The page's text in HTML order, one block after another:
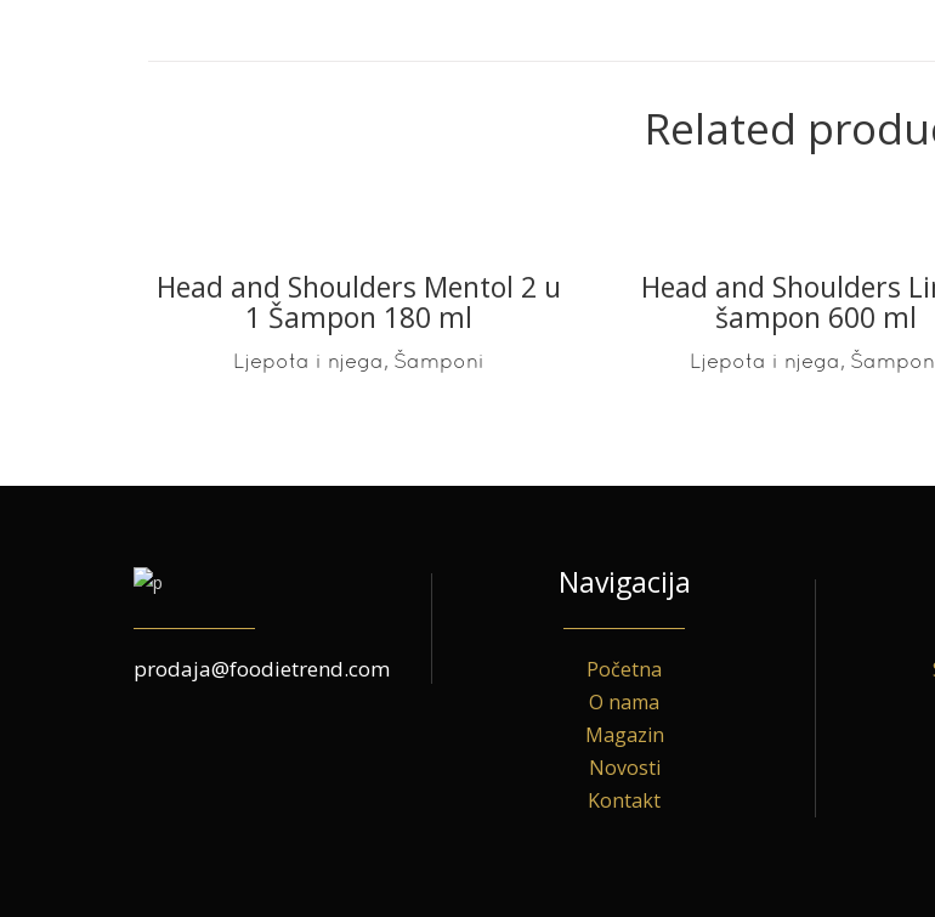
Related
READ MORE
Head and Shoulders Mentol 2 u
1 Šampon 180 ml
Ljepota i njega, Šamponi
READ MORE
Head and Shoulders
šampon 600 ml
Ljepota i njega,
prodaja@foodietrend.com
Navigacija
Početna
O nama
Magazin
Novosti
Kontakt